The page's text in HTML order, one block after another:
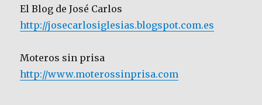
El Blog de José Carlos
http://josecarlosiglesias.blogspot.com.es
Moteros sin prisa
http://www.moterossinprisa.com